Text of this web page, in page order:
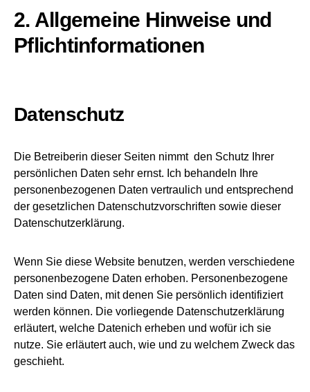
2. Allgemeine Hinweise und
Pflichtinformationen
Datenschutz
Die Betreiberin dieser Seiten nimmt den Schutz Ihrer
persönlichen Daten sehr ernst. Ich behandeln Ihre
personenbezogenen Daten vertraulich und entsprechend
der gesetzlichen Datenschutzvorschriften sowie dieser
Datenschutzerklärung.
Wenn Sie diese Website benutzen, werden verschiedene
personenbezogene Daten erhoben. Personenbezogene
Daten sind Daten, mit denen Sie persönlich identifiziert
werden können. Die vorliegende Datenschutzerklärung
erläutert, welche Datenich erheben und wofür ich sie
nutze. Sie erläutert auch, wie und zu welchem Zweck das
geschieht.